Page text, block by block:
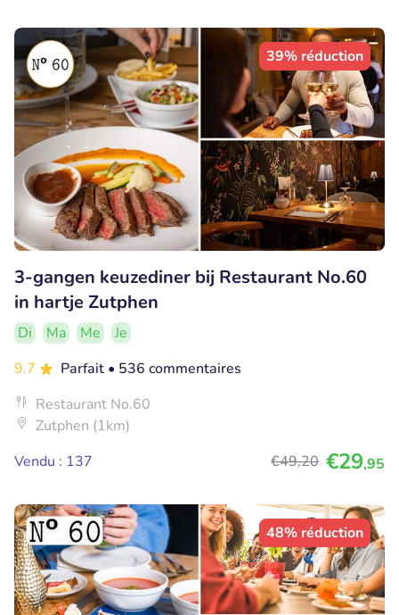
39% réduction
3-gangen keuzediner bij Restaurant No.60
in hartje Zutphen
Di Ma Me
Je
9.7
Parfait • 536 commentaires
Restaurant No.60
Zutphen (1km)
Vendu : 137
€49,20 €29,95
48% réduction